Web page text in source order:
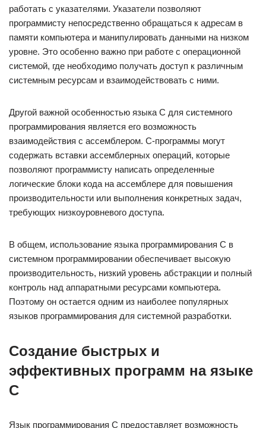
работать с указателями. Указатели позволяют
программисту непосредственно обращаться к адресам в
памяти компьютера и манипулировать данными на низком
уровне. Это особенно важно при работе с операционной
системой, где необходимо получать доступ к различным
системным ресурсам и взаимодействовать с ними.
Другой важной особенностью языка C для системного
программирования является его возможность
взаимодействия с ассемблером. C-программы могут
содержать вставки ассемблерных операций, которые
позволяют программисту написать определенные
логические блоки кода на ассемблере для повышения
производительности или выполнения конкретных задач,
требующих низкоуровневого доступа.
В общем, использование языка программирования C в
системном программировании обеспечивает высокую
производительность, низкий уровень абстракции и полный
контроль над аппаратными ресурсами компьютера.
Поэтому он остается одним из наиболее популярных
языков программирования для системной разработки.
Создание быстрых и
эффективных программ на языке
C
Язык программирования C предоставляет возможность